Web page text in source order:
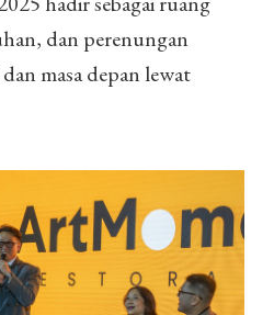
dan perenungan
masa depan lewat